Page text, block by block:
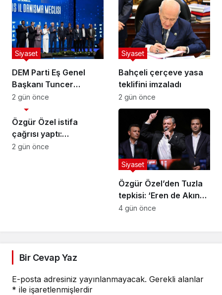
Büklü Getirildi
DEM Parti Eş Genel
Başkanı Tuncer
Bakırhan: “Meclis
kapanmadan çerçeve
yasa çıkarılmalıdır”
Siyaset
2 gün önce
Bahçeli çerçeve yasa
teklifini imzaladı
Siyaset
2 gün önce
Özgür Özel istifa
çağrısı yaptı:
Darbecilerden
Siyaset
2 gün önce
Özgür Özel’den Tuzla
tepkisi: ‘Eren de Akın
Gürlek de hesap
Siyaset
4 gün önce
Bir Cevap Yaz
E-posta adresiniz yayınlanmayacak. Gerekli alanlar
* ile işaretlenmişlerdir